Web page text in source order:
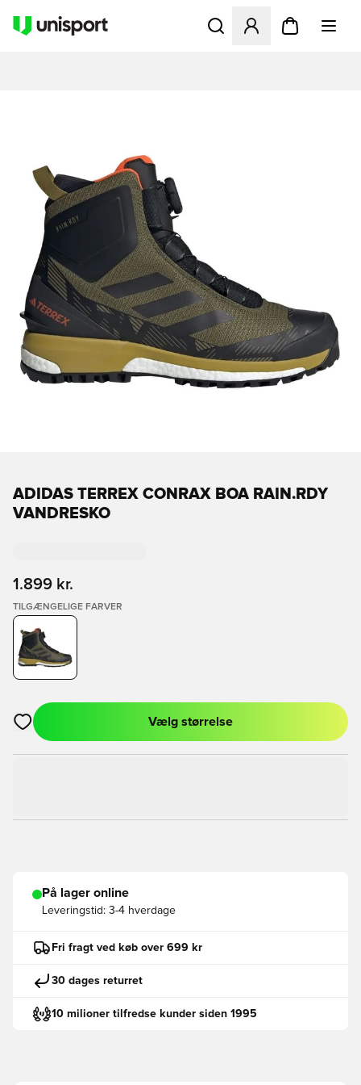
Åbner en Modal til at
ADIDAS TERREX CONRAX BOA RAIN.RDY
VANDRESKO
1.899 kr.
TILGÆNGELIGE FARVER
Åbner en Modal til at logge ind eller tilmelde dig som medlem
Vælg størrelse
På lager online
Leveringstid: 3-4 hverdage
Fri fragt ved køb over 699 kr
30 dages returret
10 milioner tilfredse kunder siden 1995